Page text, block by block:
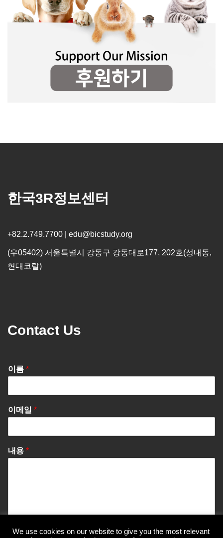
한국3R정보센터
+82.2.749.7700 | edu@bicstudy.org
(우05402) 서울특별시 강동구 강동대로177, 202호(성내동,
현대코랄)
Contact Us
이름 *
이메일 *
내용 *
We use cookies on our website to give you the most relevant